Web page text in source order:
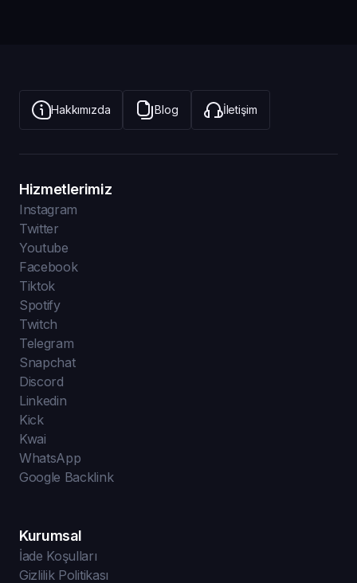
Hakkımızda Blog İletişim
Hizmetlerimiz
Instagram
Twitter
Youtube
Facebook
Tiktok
Spotify
Twitch
Telegram
Snapchat
Discord
Linkedin
Kick
Kwai
WhatsApp
Google Backlink
Kurumsal
İade Koşulları
Gizlilik Politikası